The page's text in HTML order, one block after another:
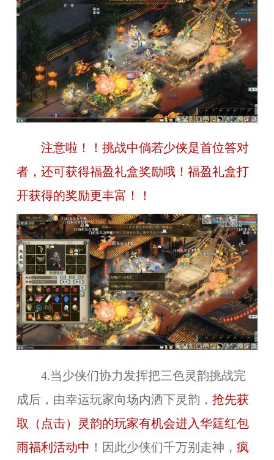
注意啦！！挑战中倘若少侠是首位答对
者，还可获得福盈礼盒奖励哦！福盈礼盒打
开获得的奖励更丰富！！
4.当少侠们协力发挥把三色灵韵挑战完
成后，由幸运玩家向场内洒下灵韵， 抢先获
取（点击）灵韵的玩家有机会进入华筳红包
雨福利活动中 ！因此少侠们千万别走神， 疯